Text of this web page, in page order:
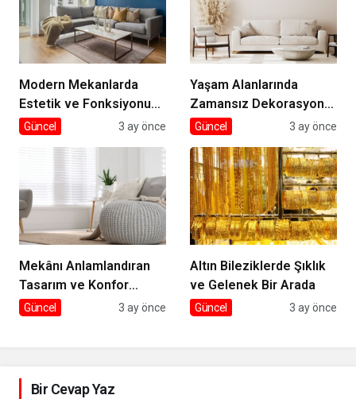
Modern Mekanlarda
Estetik ve Fonksiyonun
Dengesi
Güncel 3 ay önce
Yaşam Alanlarında
Zamansız Dekorasyon
Rehberi
Güncel 3 ay önce
Mekânı Anlamlandıran
Tasarım ve Konfor
Dengesi
Güncel 3 ay önce
Altın Bileziklerde Şıklık
ve Gelenek Bir Arada
Güncel 3 ay önce
Bir Cevap Yaz